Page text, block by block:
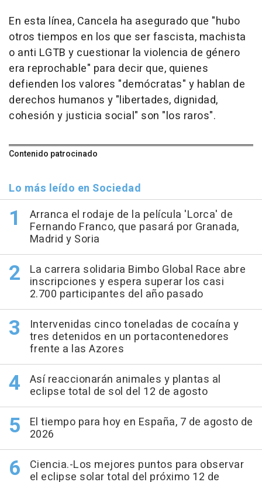
En esta línea, Cancela ha asegurado que "hubo
otros tiempos en los que ser fascista, machista
o anti LGTB y cuestionar la violencia de género
era reprochable" para decir que, quienes
defienden los valores "demócratas" y hablan de
derechos humanos y "libertades, dignidad,
cohesión y justicia social" son "los raros".
Contenido patrocinado
Lo más leído en Sociedad
Arranca el rodaje de la película 'Lorca' de
Fernando Franco, que pasará por Granada,
Madrid y Soria
La carrera solidaria Bimbo Global Race abre
inscripciones y espera superar los casi
2.700 participantes del año pasado
Intervenidas cinco toneladas de cocaína y
tres detenidos en un portacontenedores
frente a las Azores
Así reaccionarán animales y plantas al
eclipse total de sol del 12 de agosto
El tiempo para hoy en España, 7 de agosto de
2026
Ciencia.-Los mejores puntos para observar
el eclipse solar total del próximo 12 de